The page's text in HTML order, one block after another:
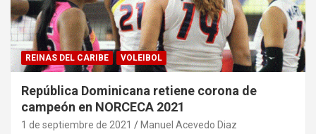
REINAS DEL CARIBE VOLEIBOL
República Dominicana retiene corona de
campeón en NORCECA 2021
1 de septiembre de 2021 Manuel Acevedo Diaz